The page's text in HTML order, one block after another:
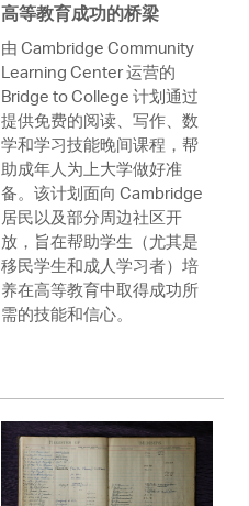
高等教育成功的桥梁
由 Cambridge Community
Learning Center 运营的
Bridge to College 计划通过
提供免费的阅读、写作、数
学和学习技能晚间课程，帮
助成年人为上大学做好准
备。该计划面向 Cambridge
居民以及部分周边社区开
放，旨在帮助学生（尤其是
移民学生和成人学习者）培
养在高等教育中取得成功所
需的技能和信心。